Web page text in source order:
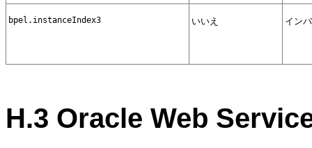
bpel.instanceIndex3 いいえ イン
H.3 Oracle Web